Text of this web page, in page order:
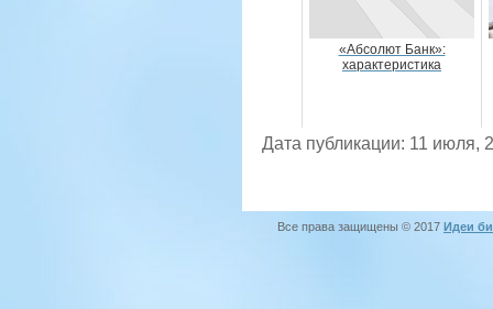
«Абсолют Банк»:
характеристика
Дата публикации: 11 июля,
Все права защищены © 2017 Идеи